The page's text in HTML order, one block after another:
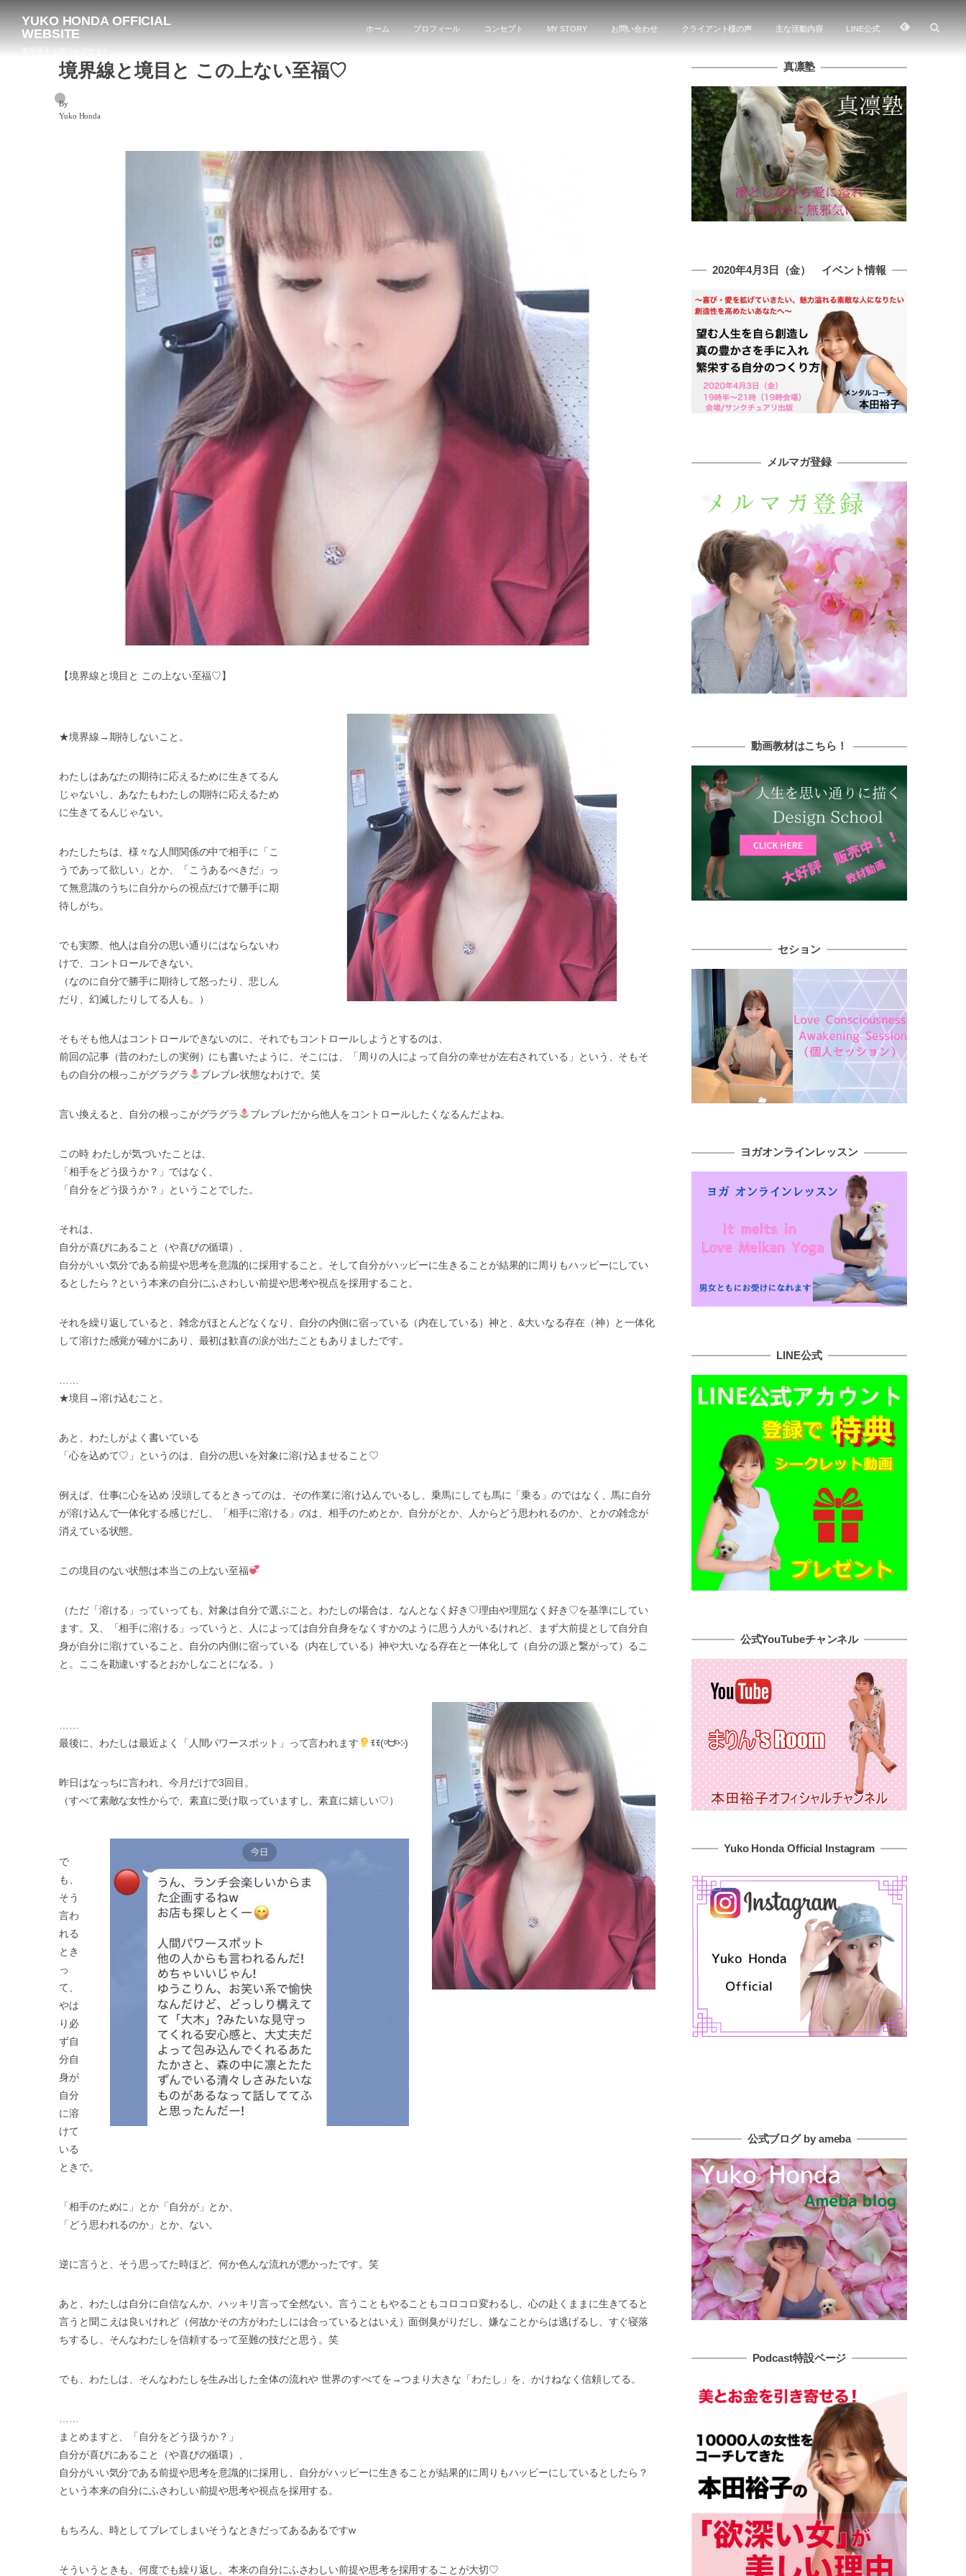
YUKO HONDA OFFICIAL
WEBSITE
ホーム プロフィール コンセプト MY STORY お問い合わせ クライアント様の声 主な活動内容 LINE公式
境界線と境目と この上ない至福♡
By
Yuko Honda
【境界線と境目と この上ない至福♡】
★境界線→期待しないこと。
わたしはあなたの期待に応えるために生きてるん
じゃないし、あなたもわたしの期待に応えるため
に生きてるんじゃない。
わたしたちは、様々な人間関係の中で相手に「こ
うであって欲しい」とか、「こうあるべきだ」っ
て無意識のうちに自分からの視点だけで勝手に期
待しがち。
でも実際、他人は自分の思い通りにはならないわ
けで、コントロールできない。
（なのに自分で勝手に期待して怒ったり、悲しん
だり、幻滅したりしてる人も。）
そもそも他人はコントロールできないのに、それでもコントロールしようとするのは、
前回の記事（昔のわたしの実例）にも書いたように、そこには、「周りの人によって自分の幸せが左右されている」という、そもそ
もの自分の根っこがグラグラ
ブレブレ状態なわけで。笑
言い換えると、自分の根っこがグラグラ ブレブレだから他人をコントロールしたくなるんだよね。
この時 わたしが気づいたことは、
「相手をどう扱うか？」ではなく、
「自分をどう扱うか？」ということでした。
それは、
自分が喜びにあること（や喜びの循環）、
自分がいい気分である前提や思考を意識的に採用すること。そして自分がハッピーに生きることが結果的に周りもハッピーにしてい
るとしたら？という本来の自分にふさわしい前提や思考や視点を採用すること。
それを繰り返していると、雑念がほとんどなくなり、自分の内側に宿っている（内在している）神と、&大いなる存在（神）と一体化
して溶けた感覚が確かにあり、最初は歓喜の涙が出たこともありましたです。
★境目→溶け込むこと。
あと、わたしがよく書いている
「心を込めて♡」というのは、自分の思いを対象に溶け込ませること♡
例えば、仕事に心を込め 没頭してるときってのは、その作業に溶け込んでいるし、乗馬にしても馬に「乗る」のではなく、馬に自分
が溶け込んで一体化する感じだし、「相手に溶ける」のは、相手のためとか、自分がとか、人からどう思われるのか、とかの雑念が
消えている状態。
この境目のない状態は本当この上ない至福
（ただ「溶ける」っていっても、対象は自分で選ぶこと。わたしの場合は、なんとなく好き♡理由や理屈なく好き♡を基準にしてい
ます。又、「相手に溶ける」っていうと、人によっては自分自身をなくすかのように思う人がいるけれど、まず大前提として自分自
身が自分に溶けていること。自分の内側に宿っている（内在している）神や大いなる存在と一体化して（自分の源と繋がって）るこ
と。ここを勘違いするとおかしなことになる。）
最後に、わたしは最近よく「人間パワースポット」って言われます
ꉂꉂ(ᵒᗨᵒ༶)
昨日はなっちに言われ、今月だけで3回目。
（すべて素敵な女性からで、素直に受け取っていますし、素直に嬉しい♡）
で
も、
そう
言わ
れる
とき
っ
て、
やは
り必
ず自
分自
身が
自分
に溶
けて
いる
ときで。
「相手のために」とか「自分が」とか、
「どう思われるのか」とか、ない。
逆に言うと、そう思ってた時ほど、何か色んな流れが悪かったです。笑
あと、わたしは自分に自信なんか、ハッキリ言って全然ない。言うこともやることもコロコロ変わるし、心の赴くままに生きてると
言うと聞こえは良いけれど（何故かその方がわたしには合っているとはいえ）面倒臭がりだし、嫌なことからは逃げるし、すぐ寝落
ちするし、そんなわたしを信頼するって至難の技だと思う。笑
でも、わたしは、そんなわたしを生み出した全体の流れや 世界のすべてを→つまり大きな「わたし」を、かけねなく信頼してる。
まとめますと、「自分をどう扱うか？」
自分が喜びにあること（や喜びの循環）、
自分がいい気分である前提や思考を意識的に採用し、自分がハッピーに生きることが結果的に周りもハッピーにしているとしたら？
という本来の自分にふさわしい前提や思考や視点を採用する。
もちろん、時としてブレてしまいそうなときだってあるあるですw
そういうときも、何度でも繰り返し、本来の自分にふさわしい前提や思考を採用することが大切♡
真凛塾
2020年4月3日（金） イベント情報
メルマガ登録
動画教材はこちら！
セション
ヨガオンラインレッスン
LINE公式
公式YouTubeチャンネル
Yuko Honda Official Instagram
公式ブログ by ameba
Podcast特設ページ